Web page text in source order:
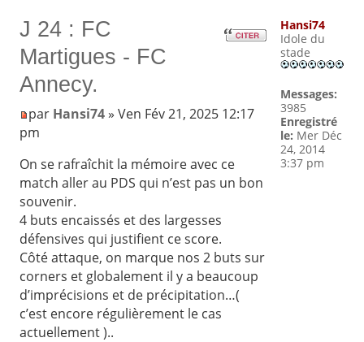
J 24 : FC
Martigues - FC
Annecy.
par Hansi74» Ven Fév 21, 2025 12:17
pm
On se rafraîchit la mémoire avec ce
match aller au PDS qui n’est pas un bon
souvenir.
4 buts encaissés et des largesses
défensives qui justifient ce score.
Côté attaque, on marque nos 2 buts sur
corners et globalement il y a beaucoup
d’imprécisions et de précipitation…(
c’est encore régulièrement le cas
actuellement )..
Hansi74
Idole du
stade
Messages:
3985
Enregistré
le: Mer Déc
24, 2014
3:37 pm